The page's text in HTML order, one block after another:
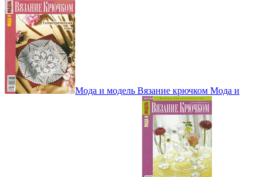
Мода и модель Вязание крючком Мода и